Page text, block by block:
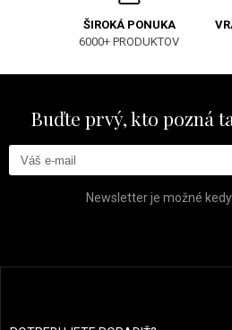
ŠIROKÁ PONUKA
6000+ PRODUKTOV
Buďte prvý, kto pozná
Newsletter je možné